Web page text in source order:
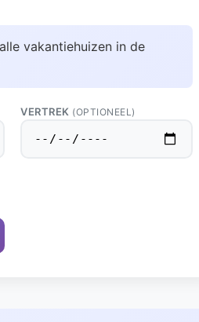
vakantiehuizen in de
VERTREK (OPTIONEEL)